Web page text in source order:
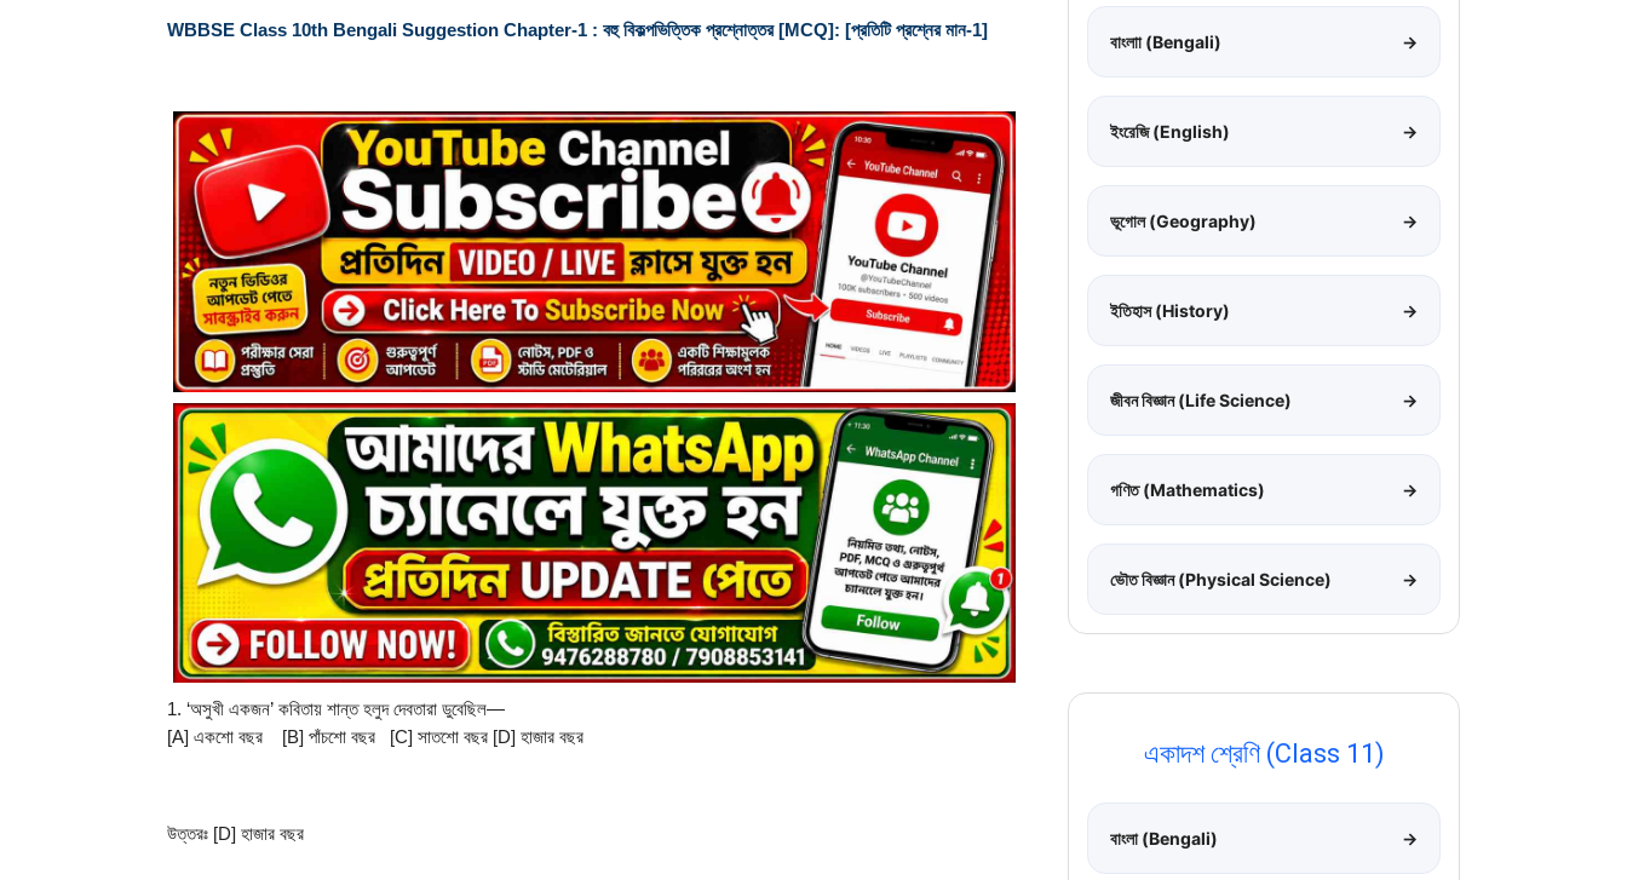
WBBSE Class 10th Bengali Suggestion Chapter-1 : বহু বিকল্পভিত্তিক প্রশ্নোত্তর [MCQ]: [প্রতিটি প্রশ্নের মান-1]
1. ‘অসুখী একজন’ কবিতায় শান্ত হলুদ দেবতারা ডুবেছিল—
[A] একশাে বছর    [B] পাঁচশাে বছর   [C] সাতশাে বছর [D] হাজার বছর
উত্তরঃ [D] হাজার বছর
বাংলাা (Bengali) →
ইংরেজি (English) →
ভূগোল (Geography) →
ইতিহাস (History) →
জীবন বিজ্ঞান (Life Science) →
গণিত (Mathematics) →
ভৌত বিজ্ঞান (Physical Science) →
একাদশ শ্রেণি (Class 11)
বাংলা (Bengali) →